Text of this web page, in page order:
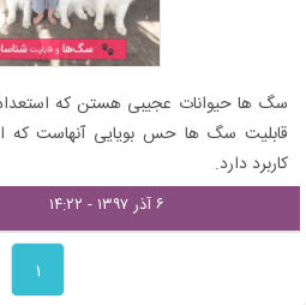
سگ ها حیوانات عجیبی هستن که
قابلیت سگ ها حس بویایی آنهاست که
کاربرد دارد.
۶ آذر ۱۳۹۷ - ۱۴:۲۲
۱